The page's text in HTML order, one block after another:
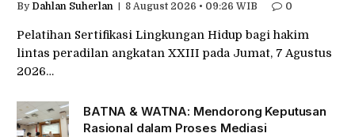
By Dahlan Suherlan 8 August 2026 • 09:26 WIB 0
Pelatihan Sertifikasi Lingkungan Hidup bagi hakim
lintas peradilan angkatan XXIII pada Jumat, 7 Agustus
2026…
BATNA & WATNA: Mendorong Keputusan
Rasional dalam Proses Mediasi